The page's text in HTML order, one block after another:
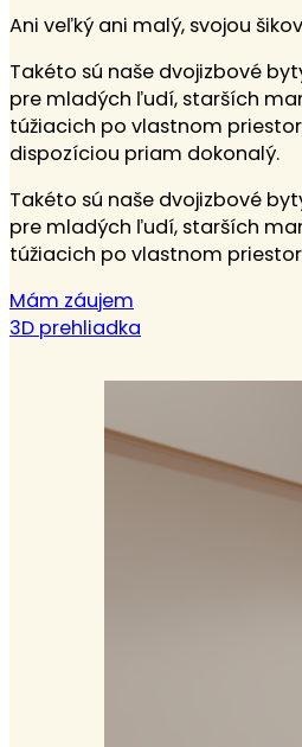
Ani veľký ani malý, svojou
Takéto sú naše dvojizbové
pre mladých ľudí, starších
túžiacich po vlastnom
dispozíciou priam dokonalý.
Takéto sú naše dvojizbové
pre mladých ľudí, starších
túžiacich po vlastnom
Mám záujem
3D prehliadka